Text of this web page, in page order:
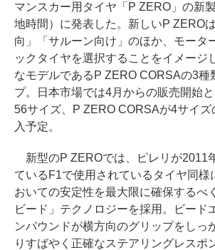
マンスカー用タイヤ「P ZERO」の新
地時間）に発表した。新しいP ZERO
向」「サルーン向け」のほか、モータ
ックタイヤを選択することをイメージ
なモデルであるP ZERO CORSAの3種
プ。日本市場では4月からの販売開始
56サイズ、P ZERO CORSAが4サイ
入予定。
新型のP ZEROでは、ピレリが2011
ているF1で使用されているタイヤ同様
おいての安定性を最大限に確保するべ
ビード」テクノロジーを採用。ビード
ンパウンドが横方向のグリップをしっ
りすばやく正確なステアリングレスポ